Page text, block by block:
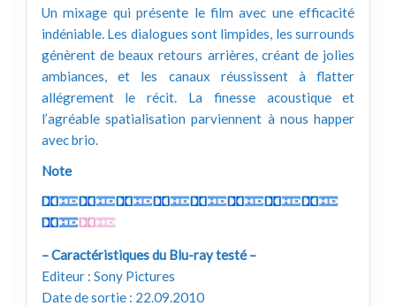
Un mixage qui présente le film avec une efficacité
indéniable. Les dialogues sont limpides, les surrounds
génèrent de beaux retours arrières, créant de jolies
ambiances, et les canaux réussissent à flatter
allégrement le récit. La finesse acoustique et
l’agréable spatialisation parviennent à nous happer
avec brio.
Note
– Caractéristiques du Blu-ray testé –
Editeur : Sony Pictures
Date de sortie : 22.09.2010